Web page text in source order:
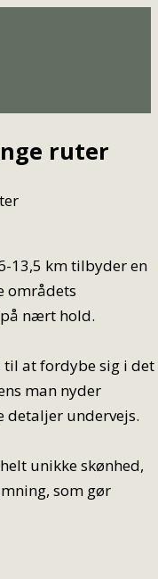
ruter
13,5 km tilbyder en
områdets
nært hold.
at fordybe sig i det
man nyder
detaljer undervejs.
unikke skønhed,
som gør